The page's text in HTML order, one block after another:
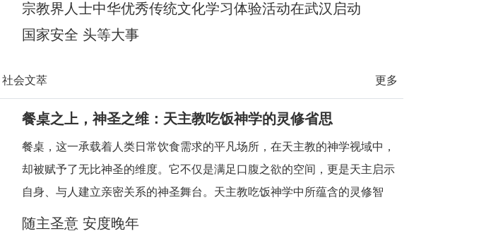
宗教界人士中华优秀传统文化学习体验活动在武汉启动
国家安全 头等大事
更多
社会文萃
餐桌之上，神圣之维：天主教吃饭神学的灵修省思
餐桌，这一承载着人类日常饮食需求的平凡场所，在天主教的神学视域中，
却被赋予了无比神圣的维度。它不仅是满足口腹之欲的空间，更是天主启示
自身、与人建立亲密关系的神圣舞台。天主教吃饭神学中所蕴含的灵修智
慧，引领我们在每一次的用餐时刻，都能敏锐地察觉到天主的临在，领悟到
随主圣意 安度晚年